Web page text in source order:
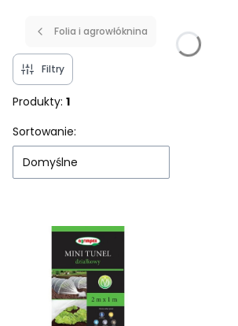
Folia i agrowłóknina
Filtry
Produkty: 1
Lista produktów
Sortowanie:
Domyślne